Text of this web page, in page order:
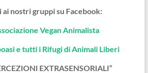
nostri gruppi su Facebook:
Vegan Animalista
e tutti i Rifugi di Animali Liberi
EXTRASENSORIALI”